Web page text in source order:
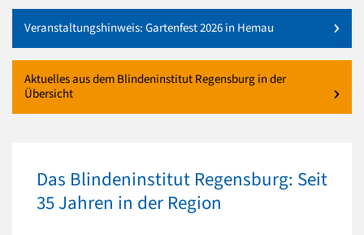
Veranstaltungshinweis: Gartenfest 2026 in Hemau
Aktuelles aus dem Blindeninstitut Regensburg in der
Übersicht
Das Blindeninstitut Regensburg: Seit
35 Jahren in der Region